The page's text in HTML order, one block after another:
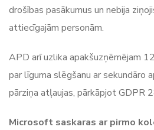
drošības pasākumus un nebija
attiecīgajām personām.
APD arī uzlika apakšuzņēmējam
par līguma slēgšanu ar sekundāro
pārziņa atļaujas, pārkāpjot GDPR
Microsoft saskaras ar pirmo